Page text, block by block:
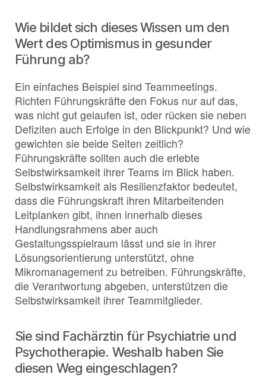
Wie bildet sich dieses Wissen um den
Wert des Optimismus in gesunder
Führung ab?
Ein einfaches Beispiel sind Teammeetings.
Richten Führungskräfte den Fokus nur auf das,
was nicht gut gelaufen ist, oder rücken sie neben
Defiziten auch Erfolge in den Blickpunkt? Und wie
gewichten sie beide Seiten zeitlich?
Führungskräfte sollten auch die erlebte
Selbstwirksamkeit ihrer Teams im Blick haben.
Selbstwirksamkeit als Resilienzfaktor bedeutet,
dass die Führungskraft ihren Mitarbeitenden
Leitplanken gibt, ihnen innerhalb dieses
Handlungsrahmens aber auch
Gestaltungsspielraum lässt und sie in ihrer
Lösungsorientierung unterstützt, ohne
Mikromanagement zu betreiben. Führungskräfte,
die Verantwortung abgeben, unterstützen die
Selbstwirksamkeit ihrer Teammitglieder.
Sie sind Fachärztin für Psychiatrie und
Psychotherapie. Weshalb haben Sie
diesen Weg eingeschlagen?